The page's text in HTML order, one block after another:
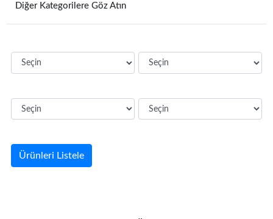
Diğer Kategorilere Göz Atın
Ürünleri Listele